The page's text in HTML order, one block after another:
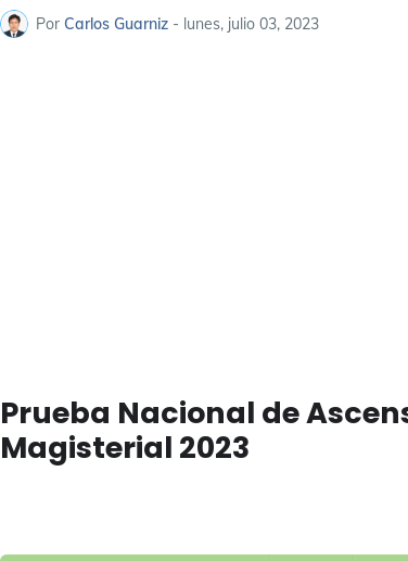
Por Carlos Guarniz - lunes, julio 03, 2023
Prueba Nacional de
Magisterial 2023